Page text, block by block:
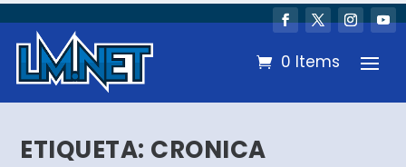
0 Items
ETIQUETA: CRONICA